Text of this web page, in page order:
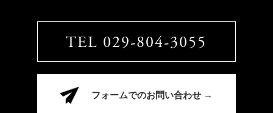
TEL 029-804-3055
フォームでのお問い合わせ →